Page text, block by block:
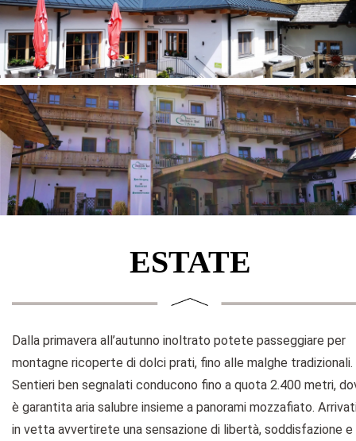
ESTATE
Dalla primavera all’autunno inoltrato potete passeggiare per
montagne ricoperte di dolci prati, fino alle malghe tradizionali.
Sentieri ben segnalati conducono fino a quota 2.400 metri,
è garantita aria salubre insieme a panorami mozzafiato.
in vetta avvertirete una sensazione di libertà, soddisfazione e